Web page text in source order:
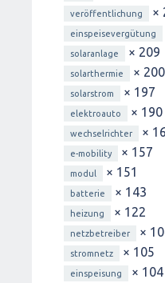
veröffentlichung ×
einspeisevergütung
solaranlage × 209
solarthermie × 200
solarstrom × 197
elektroauto × 190
wechselrichter ×
e-mobility × 157
modul × 151
batterie × 143
heizung × 122
netzbetreiber ×
stromnetz × 105
einspeisung × 104